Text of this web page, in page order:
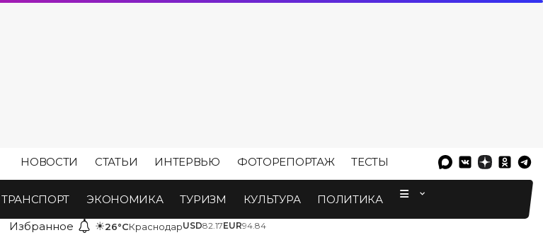
НОВОСТИ СТАТЬИ ИНТЕРВЬЮ ФОТОРЕПОРТАЖ ТЕСТЫ
ТРАНСПОРТ ЭКОНОМИКА ТУРИЗМ КУЛЬТУРА ПОЛИТИКА
Избранное ☀26°CКраснодарUSD82.17EUR94.84